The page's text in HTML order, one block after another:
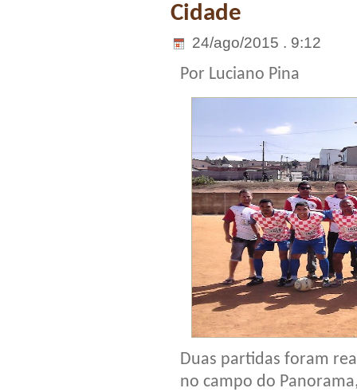
Cidade
24/ago/2015 . 9:12
Por Luciano Pina
Duas partidas foram
no campo do